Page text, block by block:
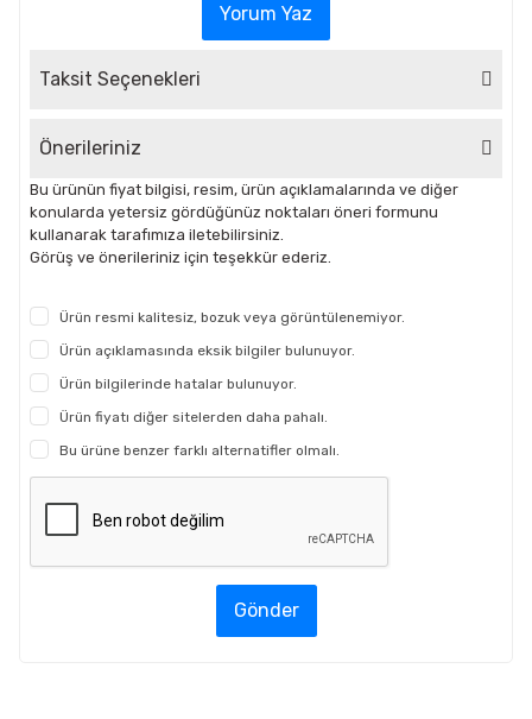
Yorum Yaz
Taksit Seçenekleri
Önerileriniz
Bu ürünün fiyat bilgisi, resim, ürün açıklamalarında ve diğer
konularda yetersiz gördüğünüz noktaları öneri formunu
kullanarak tarafımıza iletebilirsiniz.
Görüş ve önerileriniz için teşekkür ederiz.
Ürün resmi kalitesiz, bozuk veya görüntülenemiyor.
Ürün açıklamasında eksik bilgiler bulunuyor.
Ürün bilgilerinde hatalar bulunuyor.
Ürün fiyatı diğer sitelerden daha pahalı.
Bu ürüne benzer farklı alternatifler olmalı.
Gönder